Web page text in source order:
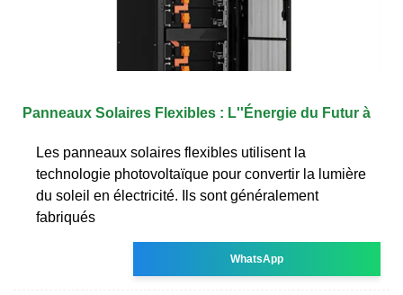
Panneaux Solaires Flexibles : L''Énergie du Futur à
Les panneaux solaires flexibles utilisent la
technologie photovoltaïque pour convertir la lumière
du soleil en électricité. Ils sont généralement
fabriqués
WhatsApp